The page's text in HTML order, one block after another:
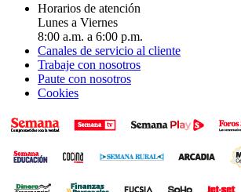
Horarios de atención
Lunes a Viernes
8:00 a.m. a 6:00 p.m.
Canales de servicio al cliente
Trabaje con nosotros
Paute con nosotros
Cookies